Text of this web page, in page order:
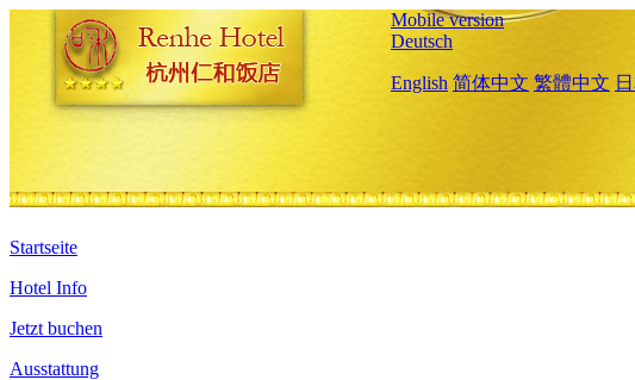
Mobile version
Deutsch
English 简体中文 繁體中文
Startseite
Hotel Info
Jetzt buchen
Ausstattung